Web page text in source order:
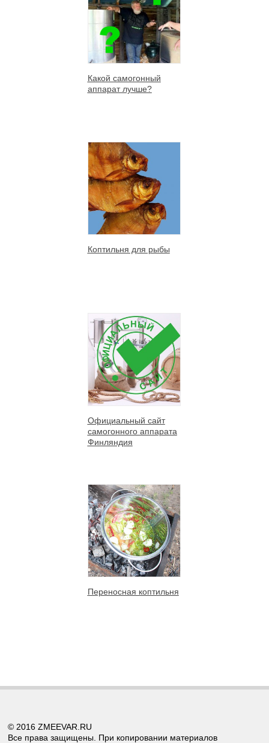
Какой самогонный
аппарат лучше?
Коптильня для рыбы
Официальный сайт
самогонного аппарата
Финляндия
Переносная коптильня
© 2016 ZMEEVAR.RU
Все права защищены. При копировании материалов